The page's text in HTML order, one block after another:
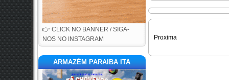
👉 CLICK NO BANNER / SIGA-
NOS NO INSTAGRAM
ARMAZÉM PARAIBA ITA
Proxima